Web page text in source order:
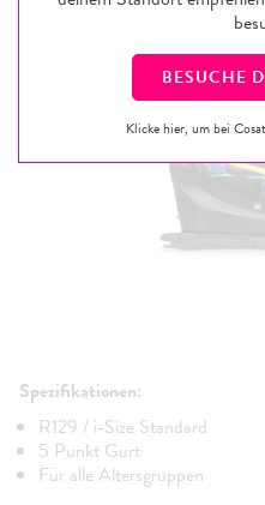
BESUCHE
Klicke hier, um bei
Spezifikationen:
R129 / i-Size Standard
5 Punkt Gurt
Für alle Altersgruppen